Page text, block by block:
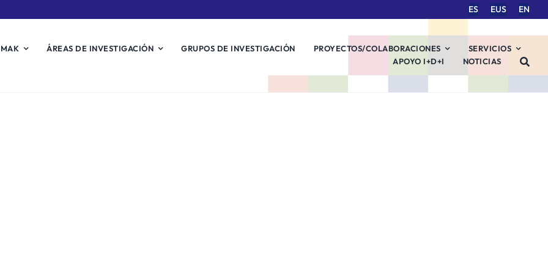
ES EUS EN
ÁREAS DE INVESTIGACIÓN GRUPOS DE INVESTIGACIÓN PROYECTOS/COLABORACIONES
SERVICIOS
APOYO I+D+I
NOTICIAS